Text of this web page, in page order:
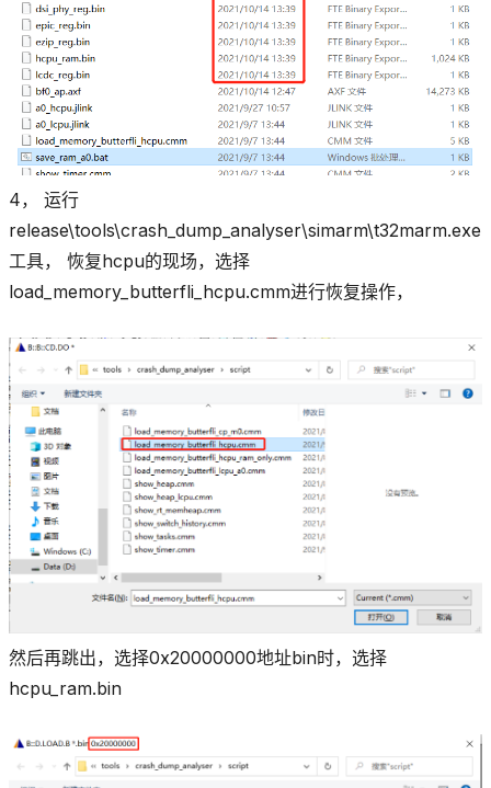
4， 运行
release\tools\crash_dump_analyser\simarm\t32marm.exe
工具， 恢复hcpu的现场，选择
load_memory_butterfli_hcpu.cmm进行恢复操作，
然后再跳出，选择0x20000000地址bin时，选择
hcpu_ram.bin